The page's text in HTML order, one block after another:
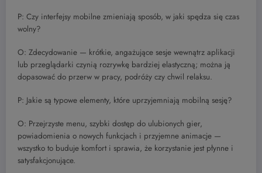
P: Czy interfejsy mobilne zmieniają sposób, w jaki spędza się czas
wolny?
O: Zdecydowanie — krótkie, angażujące sesje wewnątrz aplikacji
lub przeglądarki czynią rozrywkę bardziej elastyczną; można ją
dopasować do przerw w pracy, podróży czy chwil relaksu.
P: Jakie są typowe elementy, które uprzyjemniają mobilną sesję?
O: Przejrzyste menu, szybki dostęp do ulubionych gier,
powiadomienia o nowych funkcjach i przyjemne animacje —
wszystko to buduje komfort i sprawia, że korzystanie jest płynne i
satysfakcjonujące.